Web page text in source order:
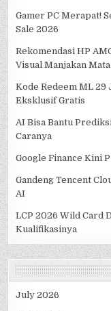
Gamer PC Merapat!
Sale 2026
Rekomendasi HP
Visual Manjakan Mata
Kode Redeem ML 29
Eksklusif Gratis
AI Bisa Bantu
Caranya
Google Finance Kini
Gandeng Tencent
AI
LCP 2026 Wild Card
Kualifikasinya
July 2026